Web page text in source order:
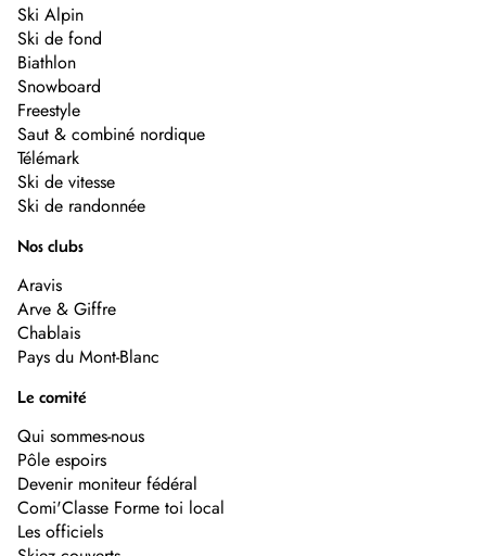
Ski Alpin
Ski de fond
Biathlon
Snowboard
Freestyle
Saut & combiné nordique
Télémark
Ski de vitesse
Ski de randonnée
Nos clubs
Aravis
Arve & Giffre
Chablais
Pays du Mont-Blanc
Le comité
Qui sommes-nous
Pôle espoirs
Devenir moniteur fédéral
Comi'Classe Forme toi local
Les officiels